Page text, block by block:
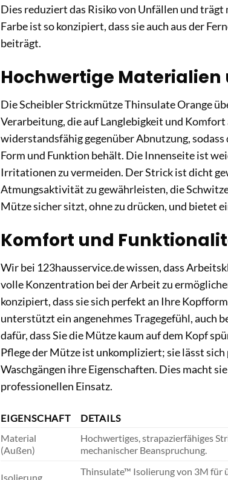
Dies reduziert das Risiko von Unfällen und
Farbe ist so konzipiert, dass sie auch aus der
beiträgt.
Hochwertige
Die Scheibler Strickmütze Thinsulate Orange
Verarbeitung, die auf Langlebigkeit und
widerstandsfähig gegenüber Abnutzung,
Form und Funktion behält. Die Innenseite ist
Irritationen zu vermeiden. Der Strick ist dicht
Atmungsaktivität zu gewährleisten, die
Mütze sicher sitzt, ohne zu drücken, und bietet
Komfort und
Wir bei 123hausservice.de wissen, dass
volle Konzentration bei der Arbeit zu
konzipiert, dass sie sich perfekt an Ihre
unterstützt ein angenehmes Tragegefühl, auch
dafür, dass Sie die Mütze kaum auf dem Kopf
Pflege der Mütze ist unkompliziert; sie lässt
Waschgängen ihre Eigenschaften. Dies macht
professionellen Einsatz.
EIGENSCHAFT
DETAILS
Material
(Außen)
Hochwertiges, strapazierfähiges
mechanischer Beanspruchung.
Isolierung
Thinsulate™ Isolierung von 3M für